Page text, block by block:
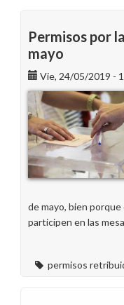
Mallorca
el
a
días
de
asuntos
propios
Permisos por
mayo
Vie, 24/05/2019 -
de mayo, bien
participen en las
permisos